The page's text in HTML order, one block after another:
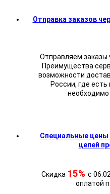
Отправка заказов
Отправляем заказы
Преимущества
возможности
России, где
необходимо
Специальные цены
цепей
Скидка 15% с
оплатой